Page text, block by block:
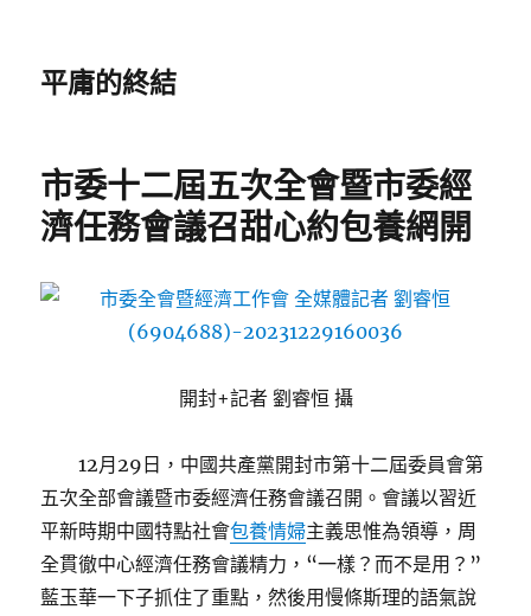
平庸的終結
市委十二屆五次全會暨市委經
濟任務會議召甜心約包養網開
開封+記者 劉睿恒 攝
12月29日，中國共產黨開封市第十二屆委員會第
五次全部會議暨市委經濟任務會議召開。會議以習近
平新時期中國特點社會包養情婦主義思惟為領導，周
全貫徹中心經濟任務會議精力，“一樣？而不是用？”
藍玉華一下子抓住了重點，然後用慢條斯理的語氣說